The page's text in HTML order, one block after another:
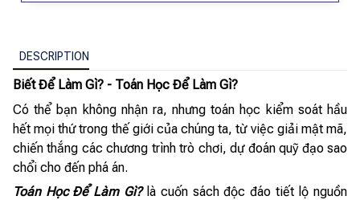
DESCRIPTION
Biết Để Làm Gì? - Toán Học Để Làm Gì?
Có thể bạn không nhận ra, nhưng toán học kiểm soát hầu
hết mọi thứ trong thế giới của chúng ta, từ việc giải mật mã,
chiến thắng các chương trình trò chơi, dự đoán quỹ đạo sao
chổi cho đến phá án.
Toán Học Để Làm Gì?là cuốn sách độc đáo tiết lộ nguồn